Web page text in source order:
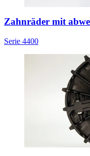
Zahnräder mit
Serie 4400